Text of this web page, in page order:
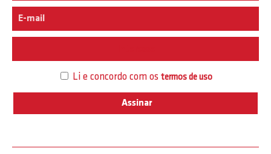
Li e concordo com os termos de uso